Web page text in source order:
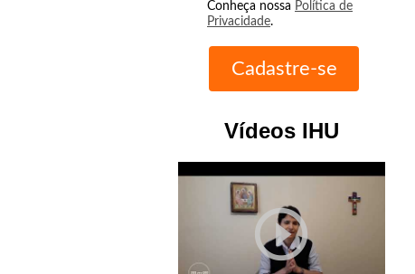
Conheça nossa Política de
Privacidade.
Vídeos IHU
play_circle_outline